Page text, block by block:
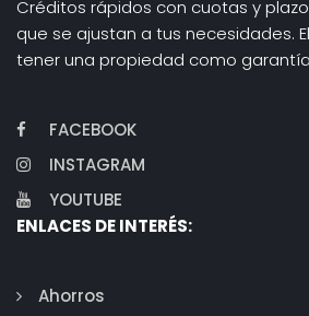
Créditos rápidos con cuotas y
que se ajustan a tus necesidades.
tener una propiedad como
FACEBOOK
INSTAGRAM
YOUTUBE
ENLACES DE INTERÉS:
Ahorros